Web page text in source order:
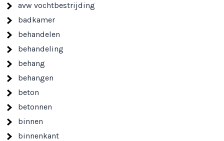
avw vochtbestrijding
badkamer
behandelen
behandeling
behang
behangen
beton
betonnen
binnen
binnenkant